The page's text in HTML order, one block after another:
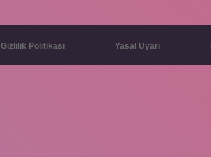
Gizlilik Politikası Yasal Uyarı